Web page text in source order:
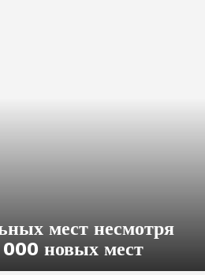
мест несмотря
000 новых мест